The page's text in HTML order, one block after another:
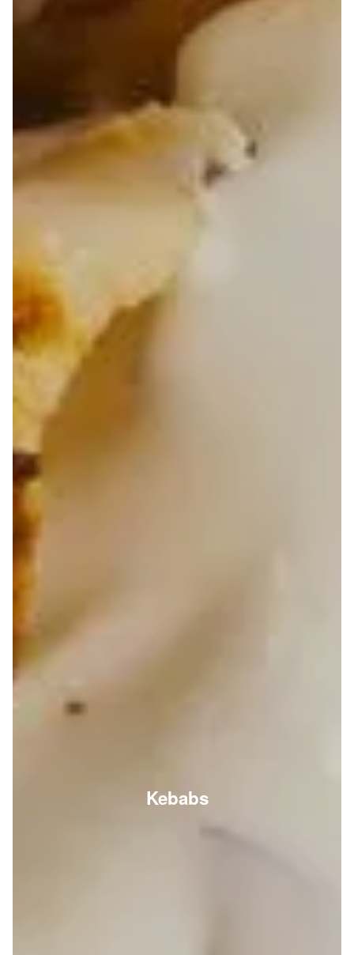
Kebabs